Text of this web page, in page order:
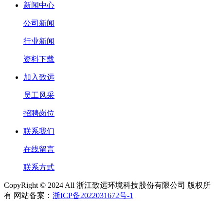
新闻中心
公司新闻
行业新闻
资料下载
加入致远
员工风采
招聘岗位
联系我们
在线留言
联系方式
CopyRight © 2024 All 浙江致远环境科技股份有限公司 版权所
有 网站备案： 浙ICP备2022031672号-1